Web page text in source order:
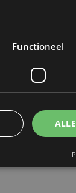
Functioneel